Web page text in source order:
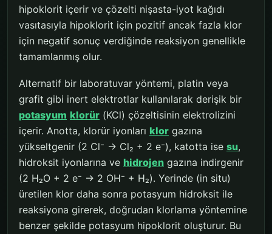
hipoklorit içerir ve çözelti nişasta-iyot kağıdı
vasıtasıyla hipoklorit için pozitif ancak fazla klor
için negatif sonuç verdiğinde reaksiyon genellikle
tamamlanmış olur.
Alternatif bir laboratuvar yöntemi, platin veya
grafit gibi inert elektrotlar kullanılarak derişik bir
potasyum klorür (KCl) çözeltisinin elektrolizini
içerir. Anotta, klorür iyonları klor gazına
yükseltgenir (2 Cl⁻ → Cl₂ + 2 e⁻), katotta ise su,
hidroksit iyonlarına ve hidrojen gazına indirgenir
(2 H₂O + 2 e⁻ → 2 OH⁻ + H₂). Yerinde (in situ)
üretilen klor daha sonra potasyum hidroksit ile
reaksiyona girerek, doğrudan klorlama yöntemine
benzer şekilde potasyum hipoklorit oluşturur. Bu